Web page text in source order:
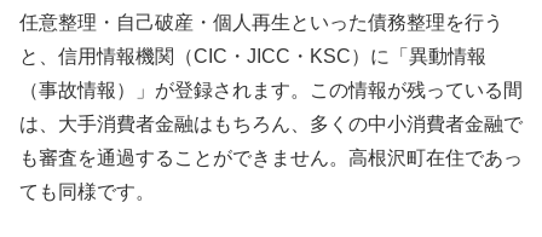
任意整理・自己破産・個人再生といった債務整理を行う
と、信用情報機関（CIC・JICC・KSC）に「異動情報
（事故情報）」が登録されます。この情報が残っている間
は、大手消費者金融はもちろん、多くの中小消費者金融で
も審査を通過することができません。高根沢町在住であっ
ても同様です。